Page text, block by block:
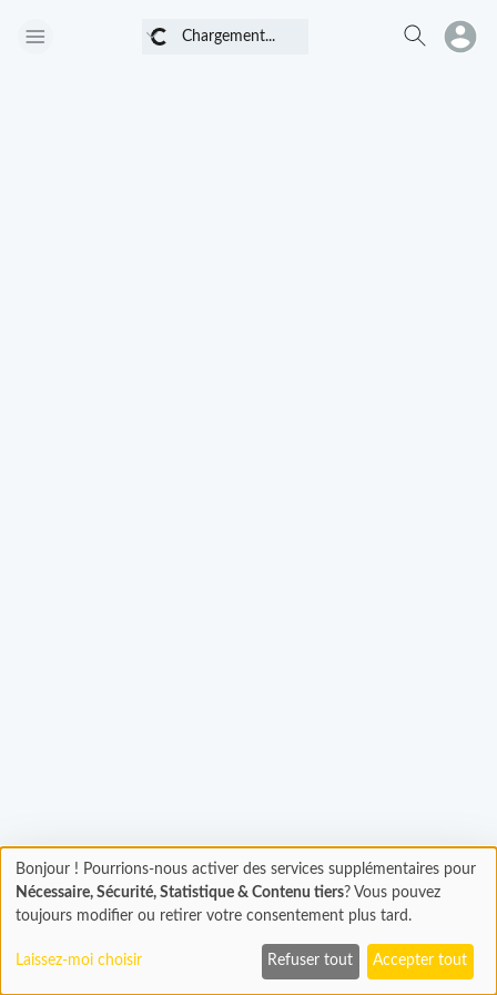
Chargement...
Chargement...
Chargement...Chargement
En cours...
Bonjour ! Pourrions-nous activer des services supplémentaires pour
Nécessaire, Sécurité, Statistique & Contenu tiers? Vous pouvez
toujours modifier ou retirer votre consentement plus tard.
Laissez-moi choisir Refuser tout Accepter tout